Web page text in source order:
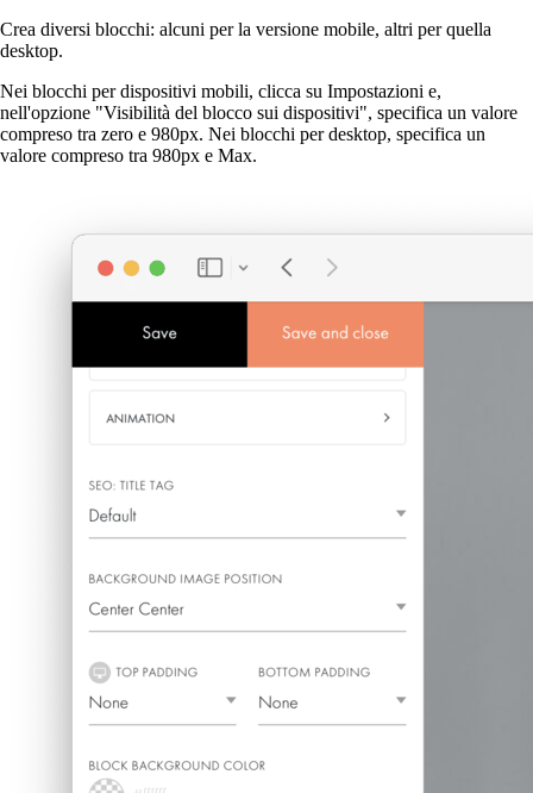
Crea diversi blocchi: alcuni per la versione mobile, altri per quella
desktop.
Nei blocchi per dispositivi mobili, clicca su Impostazioni e,
nell'opzione "Visibilità del blocco sui dispositivi", specifica un valore
compreso tra zero e 980px. Nei blocchi per desktop, specifica un
valore compreso tra 980px e Max.